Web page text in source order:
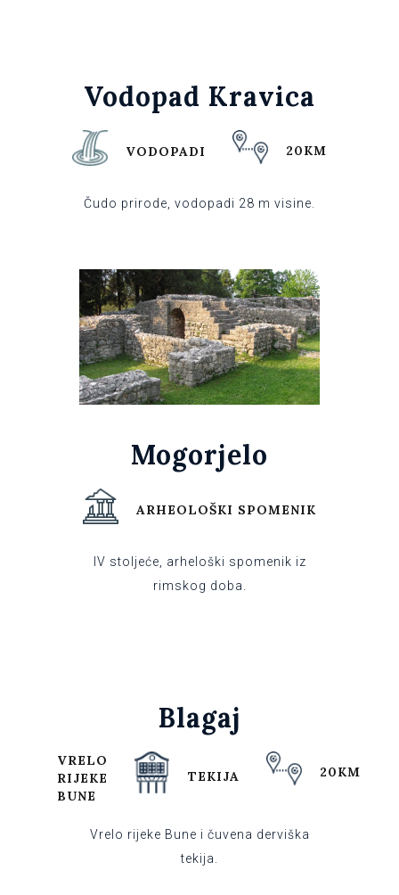
Vodopad Kravica
VODOPADI 20KM
Čudo prirode, vodopadi 28 m visine.
Mogorjelo
ARHEOLOŠKI SPOMENIK
IV stoljeće, arheloški spomenik iz
rimskog doba.
Blagaj
VRELO
RIJEKE
BUNE
TEKIJA 20KM
Vrelo rijeke Bune i čuvena derviška
tekija.